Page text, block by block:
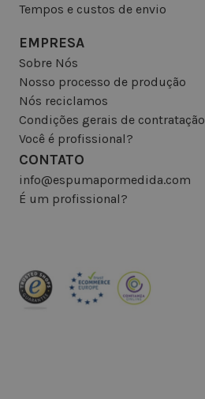
Tempos e custos de envio
EMPRESA
Sobre Nós
Nosso processo de produção
Nós reciclamos
Condições gerais de contratação
Você é profissional?
CONTATO
info@espumapormedida.com
É um profissional?